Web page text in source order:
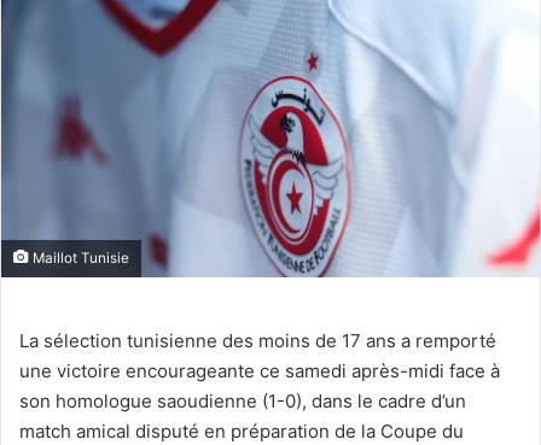
Maillot Tunisie
La sélection tunisienne des moins de 17 ans a remporté
une victoire encourageante ce samedi après-midi face à
son homologue saoudienne (1-0), dans le cadre d’un
match amical disputé en préparation de la Coupe du